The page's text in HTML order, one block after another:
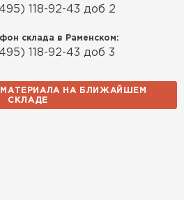
118-92-43 доб 2
склада в Раменском:
118-92-43 доб 3
МАТЕРИАЛА НА БЛИЖАЙШЕМ
СКЛАДЕ